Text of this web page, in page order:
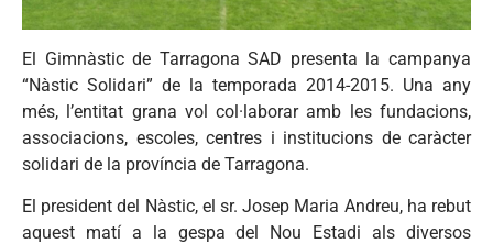
El Gimnàstic de Tarragona SAD presenta la campanya
“Nàstic Solidari” de la temporada 2014-2015. Una any
més, l’entitat grana vol col·laborar amb les fundacions,
associacions, escoles, centres i institucions de caràcter
solidari de la província de Tarragona.
El president del Nàstic, el sr. Josep Maria Andreu, ha rebut
aquest matí a la gespa del Nou Estadi als diversos